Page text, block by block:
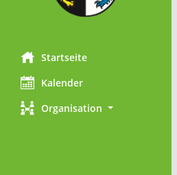
Startseite
Kalender
Organisation